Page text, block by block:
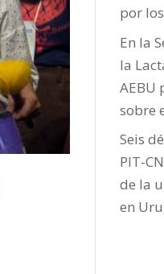
por
En la
la
AEBU
sobre
Seis
PIT-
de la
en